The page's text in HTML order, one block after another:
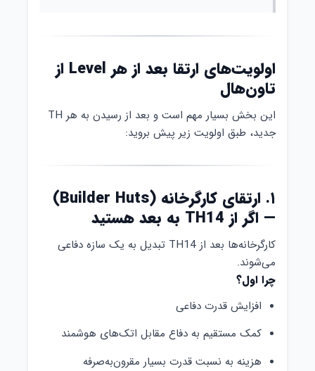
اولویت‌های ارتقا بعد از هر Level از
تاون‌هال
این بخش بسیار مهم است و بعد از رسیدن به هر TH
جدید، طبق اولویت زیر پیش بروید:
۱. ارتقای کارگرخانه (Builder Huts)
— اگر از TH14 به بعد هستید
کارگرخانه‌ها بعد از TH14 تبدیل به یک سازه دفاعی
می‌شوند.
چرا اول؟
افزایش قدرت دفاعی
کمک مستقیم به دفاع مقابل اتک‌های هوشمند
هزینه به نسبت قدرت بسیار مقرون‌به‌صرفه